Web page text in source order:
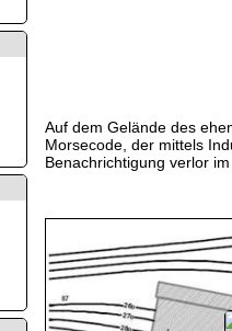
Auf dem Gelände des
Morsecode, der mittels
Benachrichtigung verlor